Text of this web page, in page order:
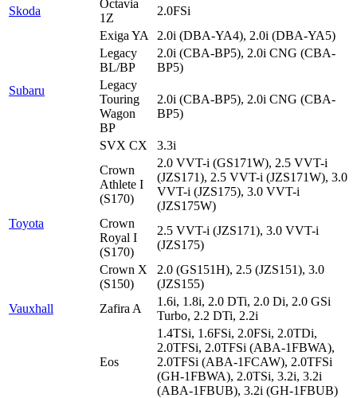
Skoda
Octavia
1Z
2.0FSi
Subaru
Exiga YA
2.0i (DBA-YA4), 2.0i (DBA-YA5)
Legacy
BL/BP
2.0i (CBA-BP5), 2.0i CNG (CBA-
BP5)
Legacy
Touring
Wagon
BP
2.0i (CBA-BP5), 2.0i CNG (CBA-
BP5)
SVX CX 3.3i
Toyota
Crown
Athlete I
(S170)
2.0 VVT-i (GS171W), 2.5 VVT-i
(JZS171), 2.5 VVT-i (JZS171W), 3.0
VVT-i (JZS175), 3.0 VVT-i
(JZS175W)
Crown
Royal I
(S170)
2.5 VVT-i (JZS171), 3.0 VVT-i
(JZS175)
Crown X
(S150)
2.0 (GS151H), 2.5 (JZS151), 3.0
(JZS155)
Vauxhall
Zafira A
1.6i, 1.8i, 2.0 DTi, 2.0 Di, 2.0 GSi
Turbo, 2.2 DTi, 2.2i
Eos
1.4TSi, 1.6FSi, 2.0FSi, 2.0TDi,
2.0TFSi, 2.0TFSi (ABA-1FBWA),
2.0TFSi (ABA-1FCAW), 2.0TFSi
(GH-1FBWA), 2.0TSi, 3.2i, 3.2i
(ABA-1FBUB), 3.2i (GH-1FBUB)